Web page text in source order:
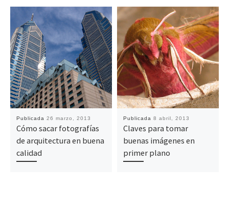
Publicada 26 marzo, 2013
Cómo sacar fotografías
de arquitectura en buena
calidad
Publicada 8 abril, 2013
Claves para tomar
buenas imágenes en
primer plano